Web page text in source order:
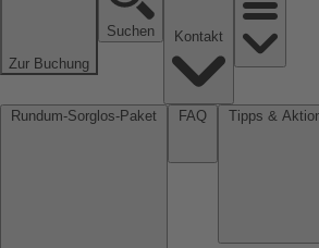
Zur Buchung
Suchen